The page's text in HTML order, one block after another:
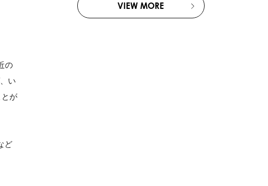
の
い
が
ど
VIEW MORE